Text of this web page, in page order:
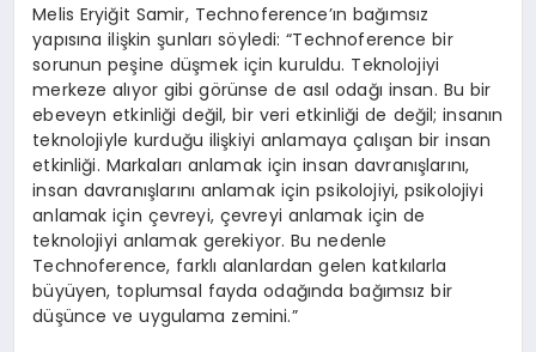
Melis Eryiğit Samir, Technoference’ın bağımsız
yapısına ilişkin şunları söyledi: “Technoference bir
sorunun peşine düşmek için kuruldu. Teknolojiyi
merkeze alıyor gibi görünse de asıl odağı insan. Bu bir
ebeveyn etkinliği değil, bir veri etkinliği de değil; insanın
teknolojiyle kurduğu ilişkiyi anlamaya çalışan bir insan
etkinliği. Markaları anlamak için insan davranışlarını,
insan davranışlarını anlamak için psikolojiyi, psikolojiyi
anlamak için çevreyi, çevreyi anlamak için de
teknolojiyi anlamak gerekiyor. Bu nedenle
Technoference, farklı alanlardan gelen katkılarla
büyüyen, toplumsal fayda odağında bağımsız bir
düşünce ve uygulama zemini.”